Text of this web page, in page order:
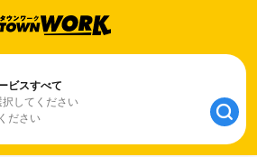
ビスすべて
してください
ださい